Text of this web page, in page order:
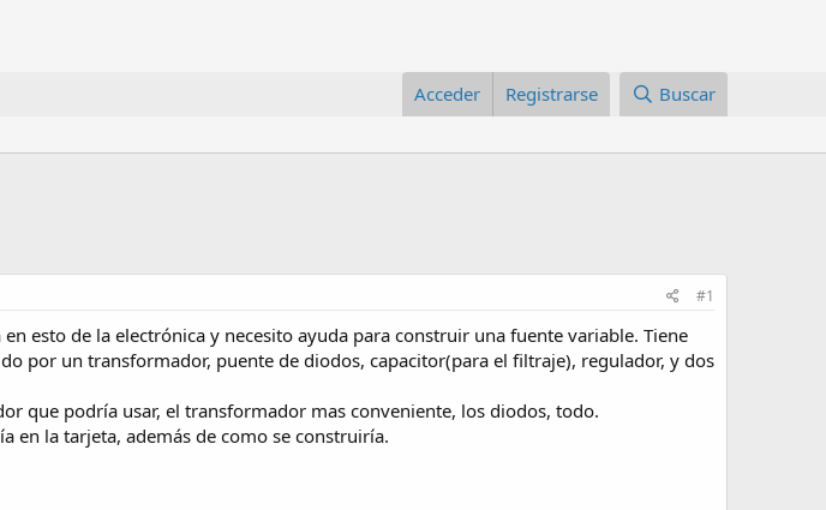
Acceder Registrarse Buscar
#1
esto de la electrónica y necesito ayuda para construir una fuente variable. Tiene
por un transformador, puente de diodos, capacitor(para el filtraje), regulador, y dos
que podría usar, el transformador mas conveniente, los diodos, todo.
en la tarjeta, además de como se construiría.